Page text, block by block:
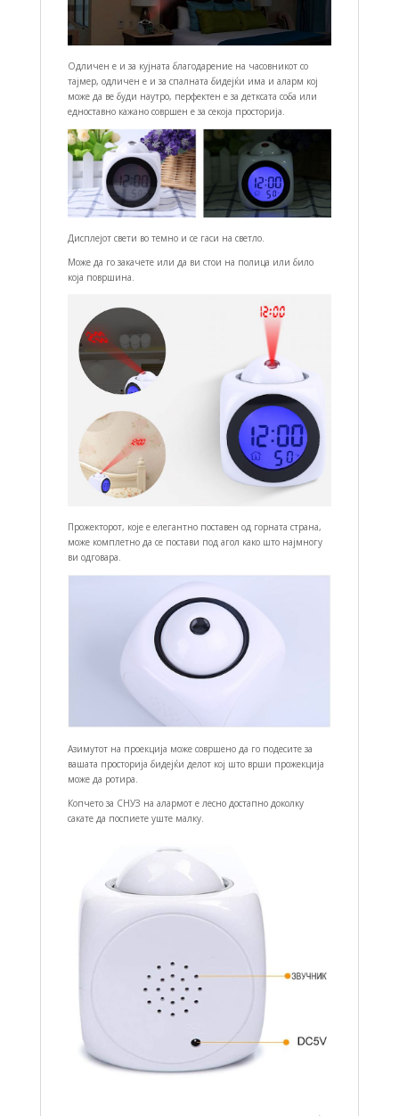
Одличен е и за кујната благодарение на часовникот со
тајмер, одличен е и за спалната бидејќи има и аларм кој
може да ве буди наутро, перфектен е за детксата соба или
едноставно кажано совршен е за секоја просторија.
Дисплејот свети во темно и се гаси на светло.
Може да го закачете или да ви стои на полица или било
која површина.
Прожекторот, које е елегантно поставен од горната страна,
може комплетно да се постави под агол како што најмногу
ви одговара.
Азимутот на проекција може совршено да го подесите за
вашата просторија бидејќи делот кој што врши прожекција
може да ротира.
Копчето за СНУЗ на алармот е лесно достапно доколку
сакате да поспиете уште малку.